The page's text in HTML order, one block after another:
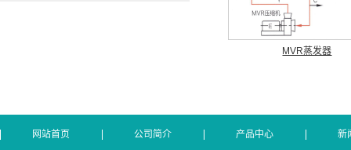
MVR蒸发器
网站首页 公司简介 产品中心 新